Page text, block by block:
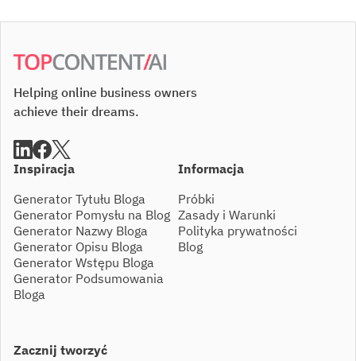
Helping online business owners
achieve their dreams.
Inspiracja
Generator Tytułu Bloga
Generator Pomysłu na Blog
Generator Nazwy Bloga
Generator Opisu Bloga
Generator Wstępu Bloga
Generator Podsumowania
Bloga
Informacja
Próbki
Zasady i Warunki
Polityka prywatności
Blog
Zacznij tworzyć